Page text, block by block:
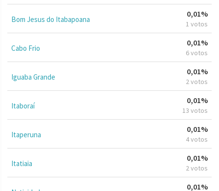
Bom Jesus do Itabapoana
0,01%
1 votos
Cabo Frio
0,01%
6 votos
Iguaba Grande
0,01%
2 votos
Itaboraí
0,01%
13 votos
Itaperuna
0,01%
4 votos
Itatiaia
0,01%
2 votos
0,01%